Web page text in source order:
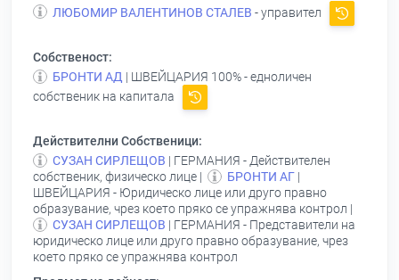
ЛЮБОМИР ВАЛЕНТИНОВ СТАЛЕВ - управител
Собственост:
БРОНТИ АД | ШВЕЙЦАРИЯ 100% - едноличен
собственик на капитала
Действителни Собственици:
СУЗАН СИРЛЕЩОВ | ГЕРМАНИЯ - Действителен
собственик, физическо лице |
БРОНТИ АГ |
ШВЕЙЦАРИЯ - Юридическо лице или друго правно
образувание, чрез което пряко се упражнява контрол |
СУЗАН СИРЛЕЩОВ | ГЕРМАНИЯ - Представители на
юридическо лице или друго правно образувание, чрез
което пряко се упражнява контрол